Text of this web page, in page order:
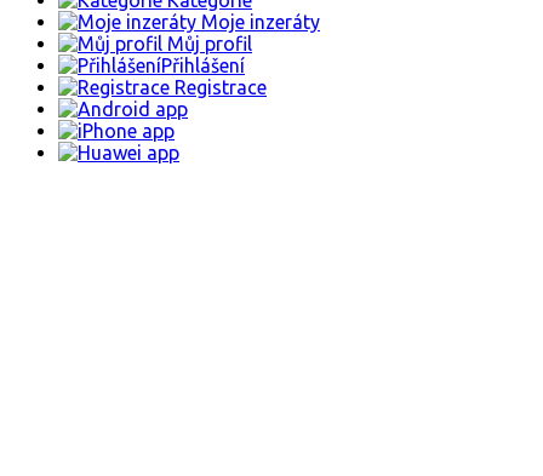
Moje inzeráty
Můj profil
Přihlášení
Registrace